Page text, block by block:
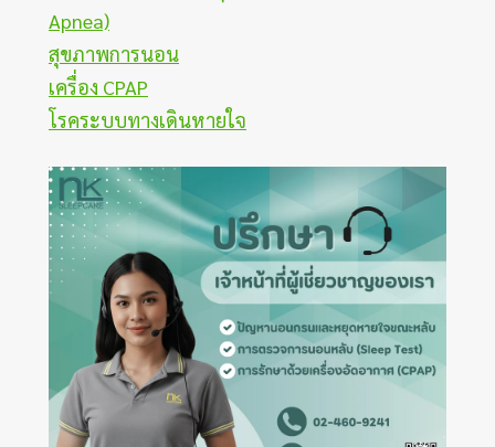
Apnea)
สุขภาพการนอน
เครื่อง CPAP
โรคระบบทางเดินหายใจ